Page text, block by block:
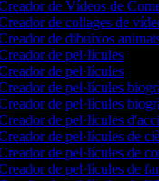
de Vídeos de
de collages de
de dibuixos animats
de pel·lícules
de pel·lícules
de pel·lícules
de pel·lícules
de pel·lícules
de pel·lícules de
de pel·lícules de
de pel·lícules de